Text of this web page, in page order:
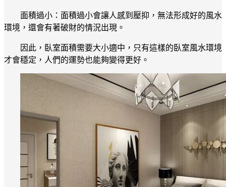
面積過小：面積過小會讓人感到壓抑，無法形成好的風水
環境，還會有著破財的情況出現。
因此，臥室面積需要大小適中，只有這樣的臥室風水環境
才會穩定，人們的運勢也能夠變得更好。